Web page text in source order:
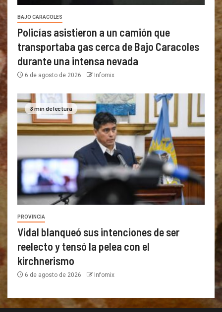
BAJO CARACOLES
Policías asistieron a un camión que
transportaba gas cerca de Bajo Caracoles
durante una intensa nevada
6 de agosto de 2026 Infomix
3 min de lectura
PROVINCIA
Vidal blanqueó sus intenciones de ser
reelecto y tensó la pelea con el
kirchnerismo
6 de agosto de 2026 Infomix